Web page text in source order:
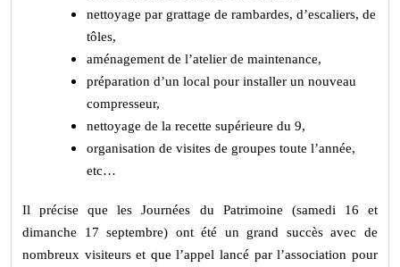
nettoyage par grattage de rambardes, d’escaliers, de
tôles,
aménagement de l’atelier de maintenance,
préparation d’un local pour installer un nouveau
compresseur,
nettoyage de la recette supérieure du 9,
organisation de visites de groupes toute l’année,
etc…
Il précise que les Journées du Patrimoine (samedi 16 et
dimanche 17 septembre) ont été un grand succès avec de
nombreux visiteurs et que l’appel lancé par l’association pour